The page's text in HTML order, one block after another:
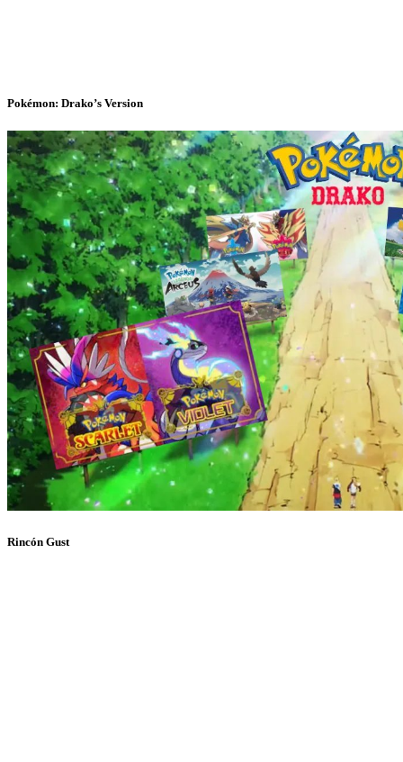
Pokémon: Drako’s Version
Rincón Gust